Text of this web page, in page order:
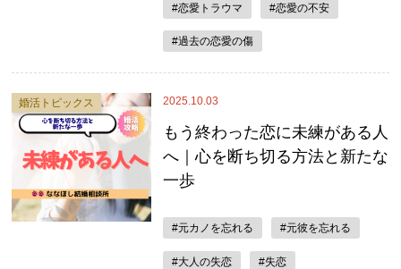
#恋愛トラウマ #恋愛の不安
#過去の恋愛の傷
2025.10.03
婚活トピックス
もう終わった恋に未練がある人
へ｜心を断ち切る方法と新たな
一歩
#元カノを忘れる #元彼を忘れる
#大人の失恋 #失恋